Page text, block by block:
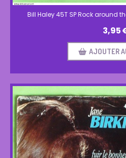
Bill Haley 45T SP Rock around
3,95
AJOUTER